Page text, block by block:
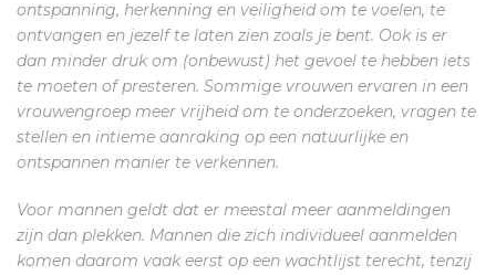
ontspanning, herkenning en veiligheid om te voelen, te
ontvangen en jezelf te laten zien zoals je bent. Ook is er
dan minder druk om (onbewust) het gevoel te hebben iets
te moeten of presteren. Sommige vrouwen ervaren in een
vrouwengroep meer vrijheid om te onderzoeken, vragen te
stellen en intieme aanraking op een natuurlijke en
ontspannen manier te verkennen.
Voor mannen geldt dat er meestal meer aanmeldingen
zijn dan plekken. Mannen die zich individueel aanmelden
komen daarom vaak eerst op een wachtlijst terecht, tenzij